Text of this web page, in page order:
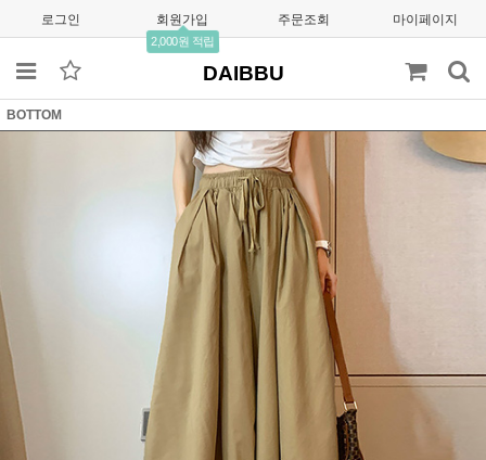
로그인 회원가입
2,000원 적립
주문조회 마이페이지
DAIBBU
BOTTOM